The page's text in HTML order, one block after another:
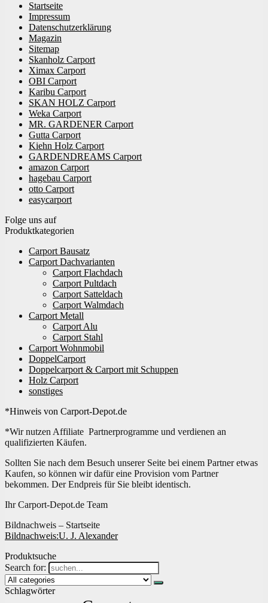
Startseite
Impressum
Datenschutzerklärung
Magazin
Sitemap
Skanholz Carport
Ximax Carport
OBI Carport
Karibu Carport
SKAN HOLZ Carport
Weka Carport
MR. GARDENER Carport
Gutta Carport
Kiehn Holz Carport
GARDENDREAMS Carport
amazon Carport
hagebau Carport
otto Carport
easycarport
Folge uns auf
Produktkategorien
Carport Bausatz
Carport Dachvarianten
Carport Flachdach
Carport Pultdach
Carport Satteldach
Carport Walmdach
Carport Metall
Carport Alu
Carport Stahl
Carport Wohnmobil
DoppelCarport
Doppelcarport & Carport mit Schuppen
Holz Carport
sonstiges
*Hinweis von Carport-Depot.de
*Wir nutzen Affiliate Partnerprogramme und verdienen an
qualifizierten Käufen.
Sollten Sie nach dem Besuch unserer Seite bei einem Partner etwas
Kaufen, so können wir dafür eine Provision vom Partner
bekommen. Der Endpreis für Sie bleibt identisch.
Ihr Carport-Depot.de Team
Bildnachweis – Startseite
Bildnachweis:U. J. Alexander
Produktsuche
Search for:
Schlagwörter